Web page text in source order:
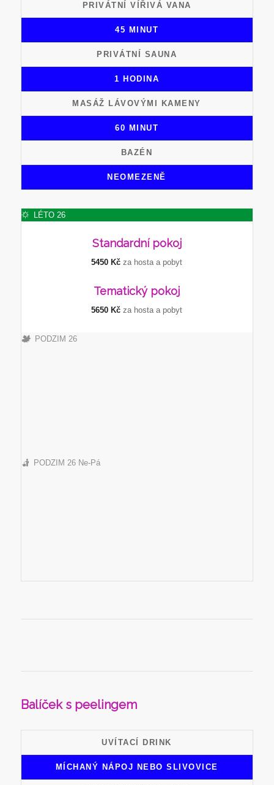
PRIVÁTNÍ VÍŘIVÁ VANA
45 MINUT
PRIVÁTNÍ SAUNA
1 HODINA
MASÁŽ LÁVOVÝMI KAMENY
60 MINUT
BAZÉN
NEOMEZENĚ
LÉTO 26
Standardnípokoj
5450 Kč za hosta a pobyt
Tematickýpokoj
5650 Kč za hosta a pobyt
PODZIM 26
PODZIM 26 Ne-Pá
Balíček s peelingem
UVÍTACÍ DRINK
MÍCHANÝ NÁPOJ NEBO SLIVOVICE